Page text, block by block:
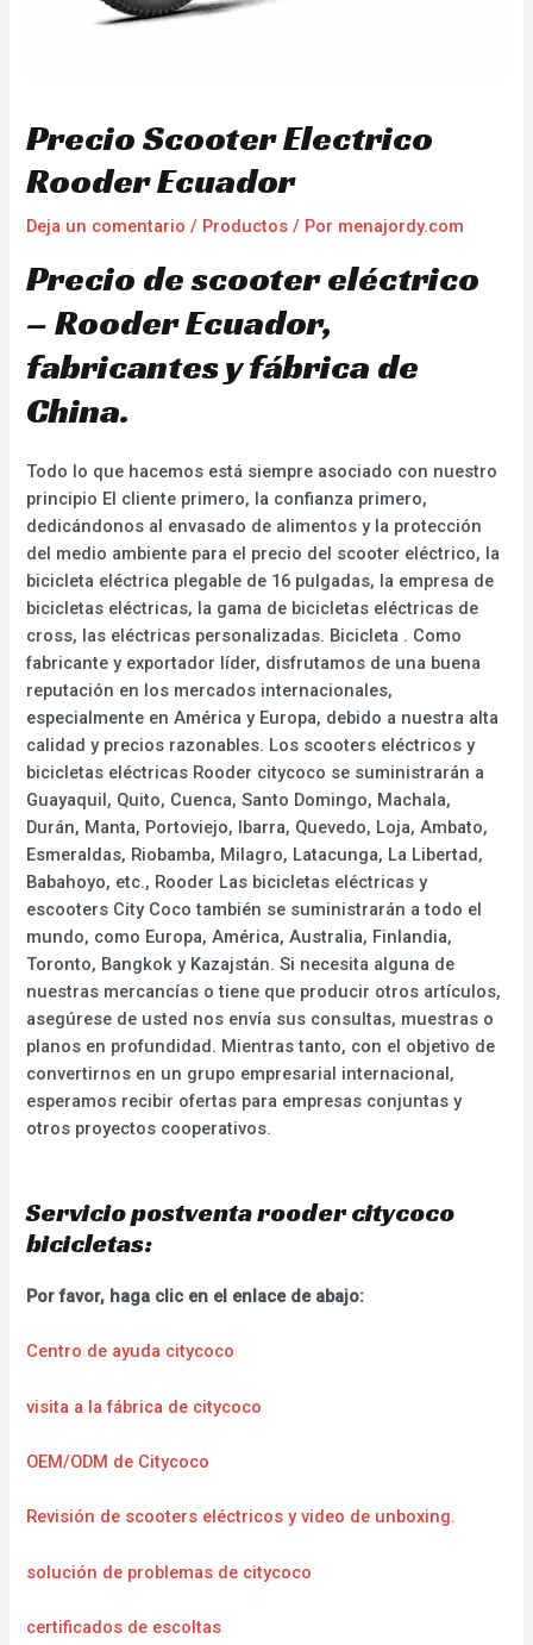
Precio Scooter Electrico
Rooder Ecuador
Deja un comentario / Productos / Por menajordy.com
Precio de scooter eléctrico
– Rooder Ecuador,
fabricantes y fábrica de
China.
Todo lo que hacemos está siempre asociado con nuestro
principio El cliente primero, la confianza primero,
dedicándonos al envasado de alimentos y la protección
del medio ambiente para el precio del scooter eléctrico, la
bicicleta eléctrica plegable de 16 pulgadas, la empresa de
bicicletas eléctricas, la gama de bicicletas eléctricas de
cross, las eléctricas personalizadas. Bicicleta . Como
fabricante y exportador líder, disfrutamos de una buena
reputación en los mercados internacionales,
especialmente en América y Europa, debido a nuestra alta
calidad y precios razonables. Los scooters eléctricos y
bicicletas eléctricas Rooder citycoco se suministrarán a
Guayaquil, Quito, Cuenca, Santo Domingo, Machala,
Durán, Manta, Portoviejo, Ibarra, Quevedo, Loja, Ambato,
Esmeraldas, Riobamba, Milagro, Latacunga, La Libertad,
Babahoyo, etc., Rooder Las bicicletas eléctricas y
escooters City Coco también se suministrarán a todo el
mundo, como Europa, América, Australia, Finlandia,
Toronto, Bangkok y Kazajstán. Si necesita alguna de
nuestras mercancías o tiene que producir otros artículos,
asegúrese de usted nos envía sus consultas, muestras o
planos en profundidad. Mientras tanto, con el objetivo de
convertirnos en un grupo empresarial internacional,
esperamos recibir ofertas para empresas conjuntas y
otros proyectos cooperativos.
Servicio postventa rooder citycoco
bicicletas:
Por favor, haga clic en el enlace de abajo:
Centro de ayuda citycoco
visita a la fábrica de citycoco
OEM/ODM de Citycoco
Revisión de scooters eléctricos y video de unboxing.
solución de problemas de citycoco
certificados de escoltas